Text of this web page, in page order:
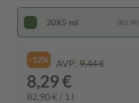
20X5 ml (82,90
-12% AVP: 9,44 €
8,29 €
82,90 € / 1 l